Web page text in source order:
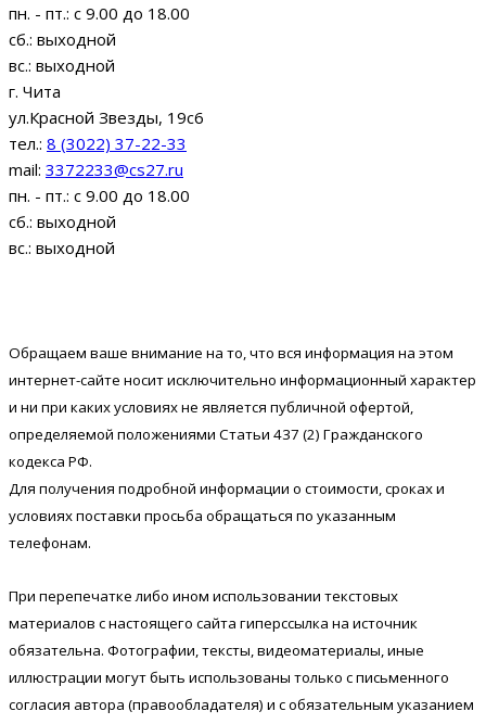
пн. - пт.: с 9.00 до 18.00
сб.: выходной
вс.: выходной
г. Чита
ул.Красной Звезды, 19с6
тел.: 8 (3022) 37-22-33
mail: 3372233@cs27.ru
пн. - пт.: с 9.00 до 18.00
сб.: выходной
вс.: выходной
Обращаем ваше внимание на то, что вся информация на этом
интернет-сайте носит исключительно информационный характер
и ни при каких условиях не является публичной офертой,
определяемой положениями Статьи 437 (2) Гражданского
кодекса РФ.
Для получения подробной информации о стоимости, сроках и
условиях поставки просьба обращаться по указанным
телефонам.
При перепечатке либо ином использовании текстовых
материалов с настоящего сайта гиперссылка на источник
обязательна. Фотографии, тексты, видеоматериалы, иные
иллюстрации могут быть использованы только с письменного
согласия автора (правообладателя) и с обязательным указанием